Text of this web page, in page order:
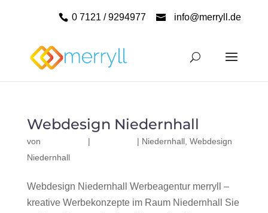
0 7121 / 9294977 info@merryll.de
Webdesign Niedernhall
von | | Niedernhall, Webdesign
Niedernhall
Webdesign Niedernhall Werbeagentur merryll –
kreative Werbekonzepte im Raum Niedernhall Sie